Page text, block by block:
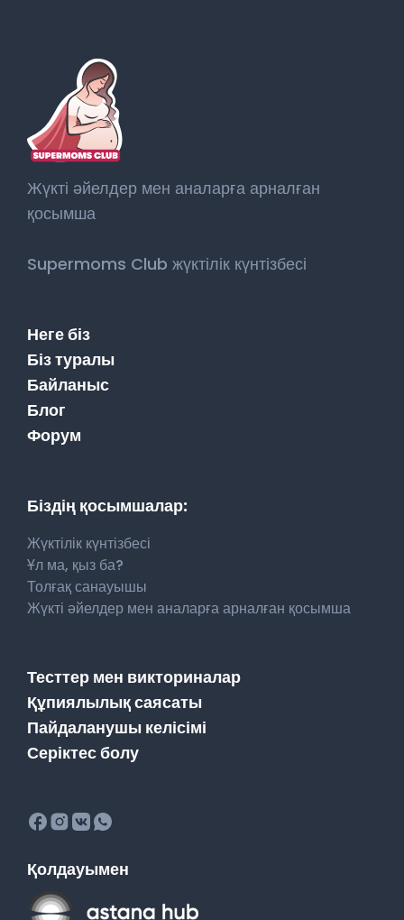
Жүкті әйелдер мен аналарға арналған
қосымша
Supermoms Club жүктілік күнтізбесі
Неге біз
Біз туралы
Байланыс
Блог
Форум
Біздің қосымшалар:
Жүктілік күнтізбесі
Ұл ма, қыз ба?
Толғақ санауышы
Жүкті әйелдер мен аналарға арналған қосымша
Тесттер мен викториналар
Құпиялылық саясаты
Пайдаланушы келісімі
Серіктес болу
Қолдауымен